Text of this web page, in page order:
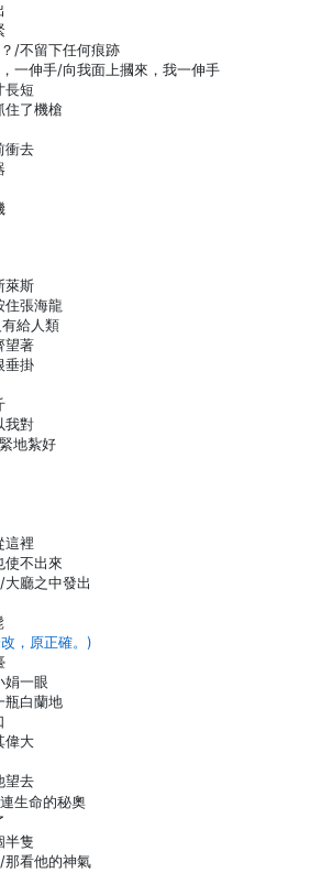
/不留下任何痕跡
一伸手/向我面上摑來，我一伸手
長短
住了機槍
衝去
萊斯
住張海龍
給人類
望著
垂掛
我對
地紮好
這裡
使不出來
廳之中發出
，原正確。)
娟一眼
瓶白蘭地
偉大
望去
生命的秘奧
半隻
那看他的神氣